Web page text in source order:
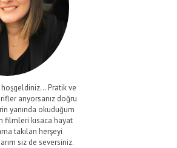
Pratik ve
arıyorsanız doğru
yanında okuduğum
filmleri kısaca hayat
takılan herşeyi
siz de seversiniz.